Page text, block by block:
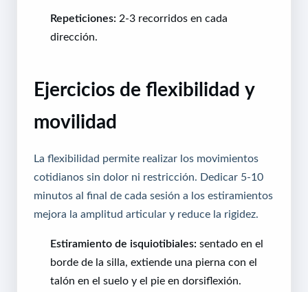
Repeticiones: 2-3 recorridos en cada
dirección.
Ejercicios de flexibilidad y
movilidad
La flexibilidad permite realizar los movimientos
cotidianos sin dolor ni restricción. Dedicar 5-10
minutos al final de cada sesión a los estiramientos
mejora la amplitud articular y reduce la rigidez.
Estiramiento de isquiotibiales: sentado en el
borde de la silla, extiende una pierna con el
talón en el suelo y el pie en dorsiflexión.